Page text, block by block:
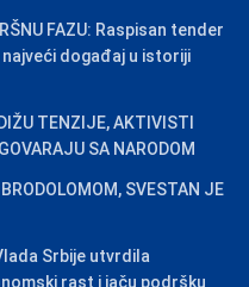
FAZU: Raspisan tender
događaj u istoriji
TENZIJE, AKTIVISTI
SA NARODOM
SVESTAN JE
Srbije utvrdila
rast i jaču podršku